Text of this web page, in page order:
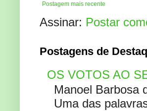
Postagem mais recente
Assinar: Postar
Postagens de
OS VOTOS AO
Manoel Barbosa
Uma das